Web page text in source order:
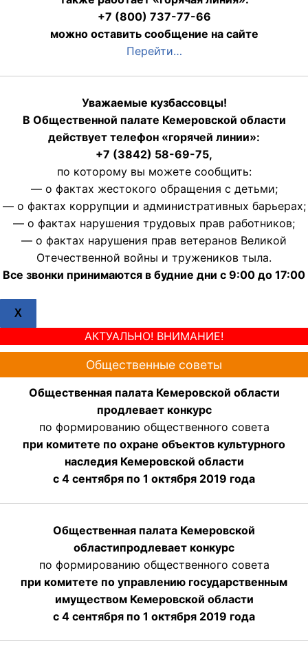
+7 (800) 737-77-66
можно оставить сообщение на сайте
Перейти…
Уважаемые кузбассовцы!
В Общественной палате Кемеровской области
действует телефон «горячей линии»:
+7 (3842) 58-69-75,
по которому вы можете сообщить:
— о фактах жестокого обращения с детьми;
— о фактах коррупции и административных барьерах;
— о фактах нарушения трудовых прав работников;
— о фактах нарушения прав ветеранов Великой
Отечественной войны и тружеников тыла.
Все звонки принимаются в будние дни с 9:00 до 17:00
X
АКТУАЛЬНО! ВНИМАНИЕ!
Общественные советы
Общественная палата Кемеровской области
продлевает конкурс
по формированию общественного совета
при комитете по охране объектов культурного
наследия Кемеровской области
с 4 сентября по 1 октября 2019 года
Общественная палата Кемеровской
областипродлевает конкурс
по формированию общественного совета
при комитете по управлению государственным
имуществом Кемеровской области
с 4 сентября по 1 октября 2019 года